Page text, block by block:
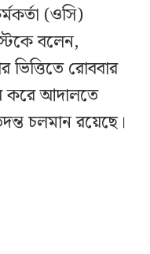
(ওসি)
বলেন,
ভিত্তিতে রোববার
করে আদালতে
চলমান রয়েছে।